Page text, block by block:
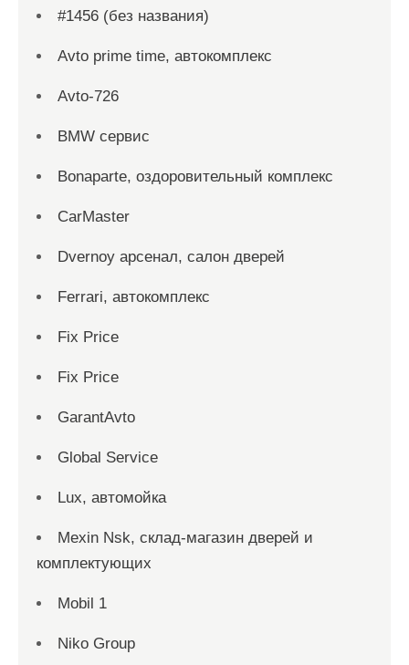
#1456 (без названия)
Avto prime time, автокомплекс
Avto-726
BMW сервис
Bonaparte, оздоровительный комплекс
CarMaster
Dvernoy арсенал, салон дверей
Ferrari, автокомплекс
Fix Price
Fix Price
GarantAvto
Global Service
Lux, автомойка
Mexin Nsk, склад-магазин дверей и
комплектующих
Mobil 1
Niko Group